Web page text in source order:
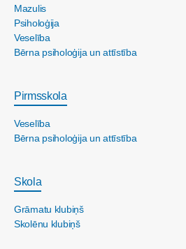
Mazulis
Psiholoģija
Veselība
Bērna psiholoģija un attīstība
Pirmsskola
Veselība
Bērna psiholoģija un attīstība
Skola
Grāmatu klubiņš
Skolēnu klubiņš